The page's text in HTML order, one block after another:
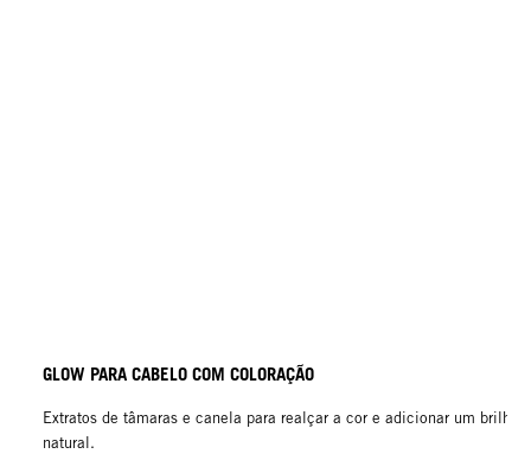
GLOW PARA CABELO COM COLORAÇÃO
Extratos de tâmaras e canela para realçar a cor e adicionar um brilho
natural.